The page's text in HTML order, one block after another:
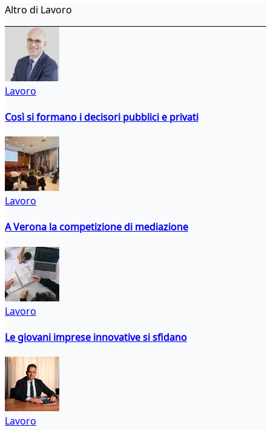
Altro di Lavoro
Lavoro
Così si formano i decisori pubblici e privati
Lavoro
A Verona la competizione di mediazione
Lavoro
Le giovani imprese innovative si sfidano
Lavoro